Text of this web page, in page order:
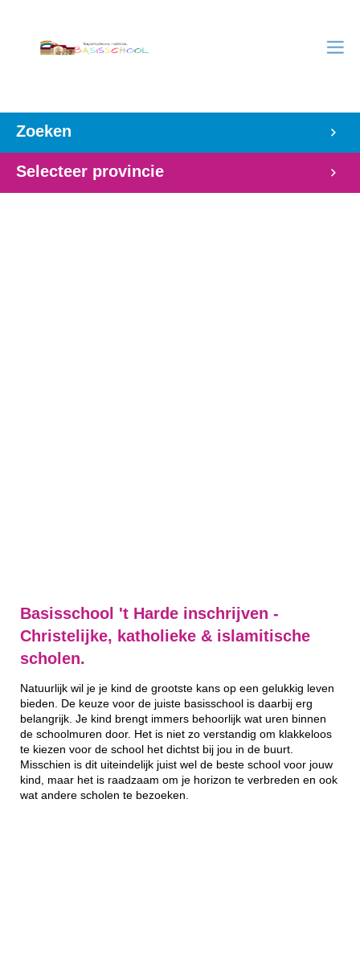
Zoeken
Selecteer provincie
Basisschool 't Harde inschrijven -
Christelijke, katholieke & islamitische
scholen.
Natuurlijk wil je je kind de grootste kans op een gelukkig leven
bieden. De keuze voor de juiste basisschool is daarbij erg
belangrijk. Je kind brengt immers behoorlijk wat uren binnen
de schoolmuren door. Het is niet zo verstandig om klakkeloos
te kiezen voor de school het dichtst bij jou in de buurt.
Misschien is dit uiteindelijk juist wel de beste school voor jouw
kind, maar het is raadzaam om je horizon te verbreden en ook
wat andere scholen te bezoeken.